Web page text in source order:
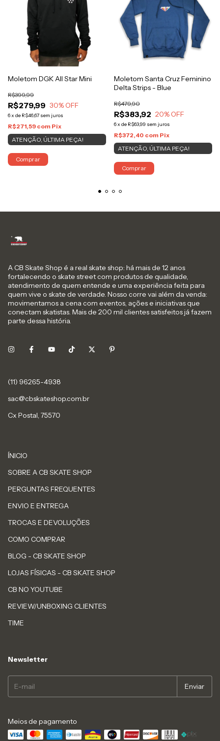
Moletom DGK All Star Mini
R$279,99
R$399,99
30% OFF
6x de R$46,67 sem juros
R$271,59 com Pix
ATENÇÃO, ÚLTIMA PEÇA!
Comprar
Moletom Santa Cruz Feminino
Delta Strips - Blue
R$383,92
R$479,90
20% OFF
6x de R$63,99 sem juros
R$372,40 com Pix
ATENÇÃO, ÚLTIMA PEÇA!
Comprar
A CB Skate Shop é a real skate shop: há mais de 12 anos
fortalecendo o skate street com produtos de qualidade,
atendimento de quem entende e uma experiência feita para
quem vive o skate de verdade. Nosso corre vai além da venda:
movimentamos a cena com eventos, ações e iniciativas que
conectam skatistas. Mais de 200 mil clientes satisfeitos já fazem
parte dessa história.
sac@cbskateshop.com.br
Cx Postal, 75570
ÍNICIO
SOBRE A CB SKATE SHOP
PERGUNTAS FREQUENTES
ENVIO E ENTREGA
TROCAS E DEVOLUÇÕES
COMO COMPRAR
BLOG - CB SKATE SHOP
LOJAS FÍSICAS - CB SKATE SHOP
CB NO YOUTUBE
REVIEW/UNBOXING CLIENTES
TIME
Newsletter
Meios de pagamento